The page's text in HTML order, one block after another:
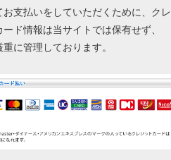
お支払いをしていただくために、クレ
ド情報は当サイトでは保有せず、
に管理しております。